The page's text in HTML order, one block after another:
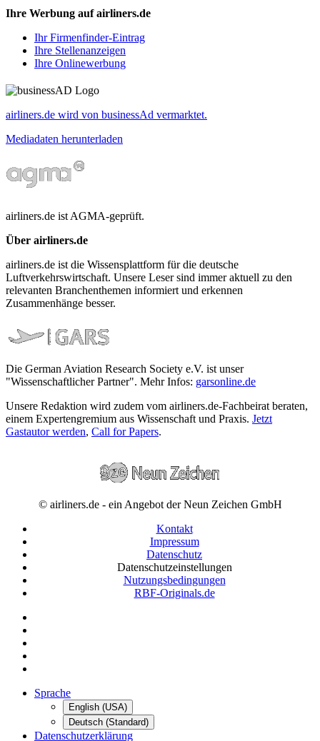
Ihre Werbung auf airliners.de
Ihr Firmenfinder-Eintrag
Ihre Stellenanzeigen
Ihre Onlinewerbung
airliners.de wird von businessAd vermarktet.
Mediadaten herunterladen
airliners.de ist AGMA-geprüft.
Über airliners.de
airliners.de ist die Wissensplattform für die deutsche
Luftverkehrswirtschaft. Unsere Leser sind immer aktuell zu den
relevanten Branchenthemen informiert und erkennen
Zusammenhänge besser.
Die German Aviation Research Society e.V. ist unser
"Wissenschaftlicher Partner". Mehr Infos: garsonline.de
Unsere Redaktion wird zudem vom airliners.de-Fachbeirat beraten,
einem Expertengremium aus Wissenschaft und Praxis. Jetzt
Gastautor werden, Call for Papers.
© airliners.de - ein Angebot der Neun Zeichen GmbH
Kontakt
Impressum
Datenschutz
Datenschutzeinstellungen
Nutzungsbedingungen
RBF-Originals.de
Sprache
English (USA)
Deutsch (Standard)
Datenschutzerklärung